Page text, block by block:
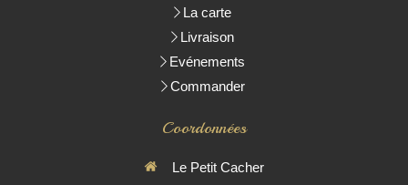
La carte
Livraison
Evénements
Commander
Coordonnées
Le Petit Cacher